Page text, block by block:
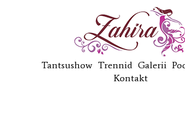
Tantsushow Trennid Galerii
Kontakt